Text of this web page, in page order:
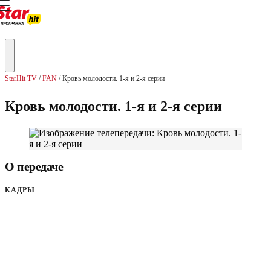
StarHit TV FAN Кровь молодости. 1-я и 2-я серии
Кровь молодости. 1-я и 2-я серии
О передаче
КАДРЫ